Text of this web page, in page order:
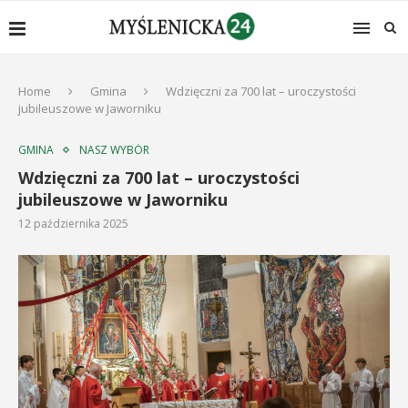
Home Gmina
Wdzięczni za 700 lat – uroczystości
jubileuszowe w Jaworniku
GMINA NASZ WYBÓR
Wdzięczni za 700 lat – uroczystości
jubileuszowe w Jaworniku
12 października 2025